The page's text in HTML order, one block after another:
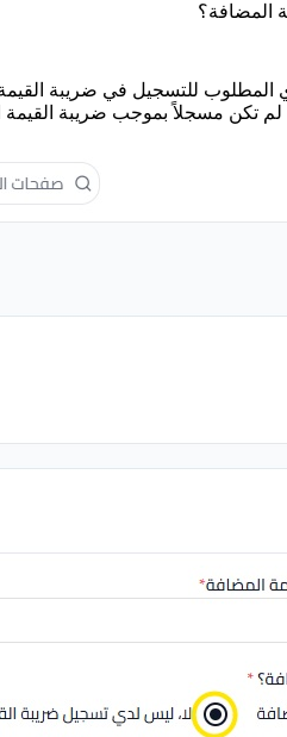
المضافة؟
المطلوب للتسجيل في ضريبة
لم تكن مسجلاً بموجب ضريبة